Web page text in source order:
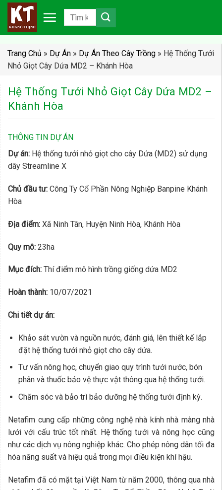
Chuyển
nội
Trang Chủ » Dự Án » Dự Án Theo Cây Trồng » Hệ Thống Tưới
Nhỏ Giọt Cây Dứa MD2 – Khánh Hòa
Hệ Thống Tưới Nhỏ Giọt Cây Dứa MD2 –
Khánh Hòa
THÔNG TIN DỰ ÁN
Dự án: Hệ thống tưới nhỏ giọt cho cây Dứa (MD2) sử dụng
dây Streamline X
Chủ đầu tư: Công Ty Cổ Phần Nông Nghiệp Banpine Khánh
Hòa
Địa điểm: Xã Ninh Tân, Huyện Ninh Hòa, Khánh Hòa
Quy mô: 23ha
Mục đích: Thí điểm mô hình trồng giống dứa MD2
Hoàn thành: 10/07/2021
Chi tiết dự án:
Khảo sát vườn và nguồn nước, đánh giá, lên thiết kế lắp
đặt hệ thống tưới nhỏ giọt cho cây dứa.
Tư vấn nông học, chuyển giao quy trình tưới nước, bón
phân và thuốc bảo vệ thực vật thông qua hệ thống tưới.
Chăm sóc và bảo trì bảo dưỡng hệ thống tưới định kỳ.
Netafim cung cấp những công nghệ nhà kính nhà màng nhà
lưới với cấu trúc tốt nhất. Hệ thống tưới và nông học cũng
như các dịch vụ nông nghiệp khác. Cho phép nông dân tối đa
hóa năng suất và hiệu quả trong mọi điều kiện khí hậu.
Netafim đã có mặt tại Việt Nam từ năm 2000, thông qua nhà